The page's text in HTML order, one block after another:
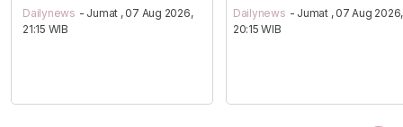
Dailynews - Jumat , 07 Aug 2026,
21:15 WIB
Dailynews - Jumat , 07 Aug 2026,
20:15 WIB